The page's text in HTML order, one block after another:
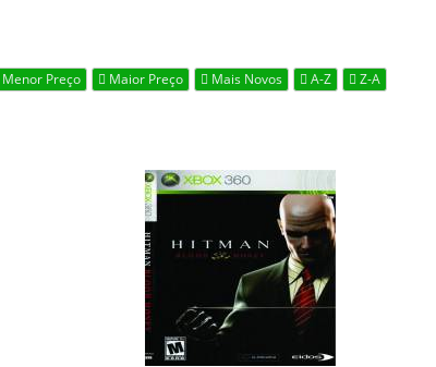
Menor Preço Maior Preço Mais Novos A-Z Z-A